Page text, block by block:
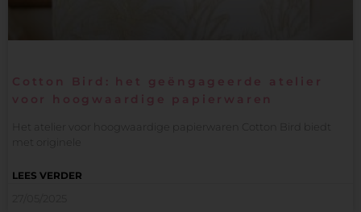
Cotton Bird: het geëngageerde atelier
voor hoogwaardige papierwaren
Het atelier voor hoogwaardige papierwaren Cotton Bird biedt
met originele
LEES VERDER